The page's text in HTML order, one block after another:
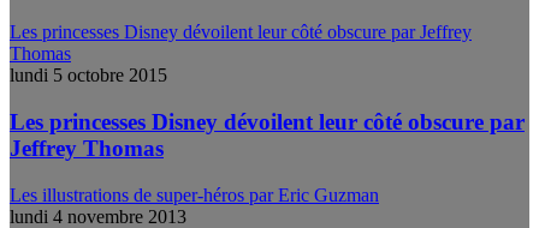
Les princesses Disney dévoilent leur côté obscure par Jeffrey
Thomas
lundi 5 octobre 2015
Les princesses Disney dévoilent leur côté obscure par
Jeffrey Thomas
Les illustrations de super-héros par Eric Guzman
lundi 4 novembre 2013